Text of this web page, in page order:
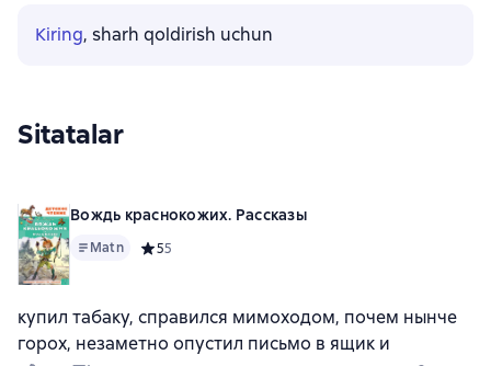
Kiring, sharh qoldirish uchun
Sitatalar
Вождь краснокожих. Рассказы
Matn Средний рейтинг 5 на основе 5 оценок
55
купил табаку, справился мимоходом, почем нынче
горох, незаметно опустил письмо в ящик и